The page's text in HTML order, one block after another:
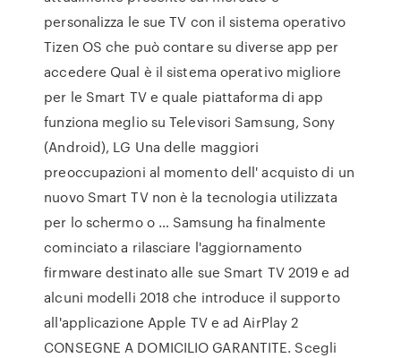
personalizza le sue TV con il sistema operativo
Tizen OS che può contare su diverse app per
accedere Qual è il sistema operativo migliore
per le Smart TV e quale piattaforma di app
funziona meglio su Televisori Samsung, Sony
(Android), LG Una delle maggiori
preoccupazioni al momento dell' acquisto di un
nuovo Smart TV non è la tecnologia utilizzata
per lo schermo o … Samsung ha finalmente
cominciato a rilasciare l'aggiornamento
firmware destinato alle sue Smart TV 2019 e ad
alcuni modelli 2018 che introduce il supporto
all'applicazione Apple TV e ad AirPlay 2
CONSEGNE A DOMICILIO GARANTITE. Scegli